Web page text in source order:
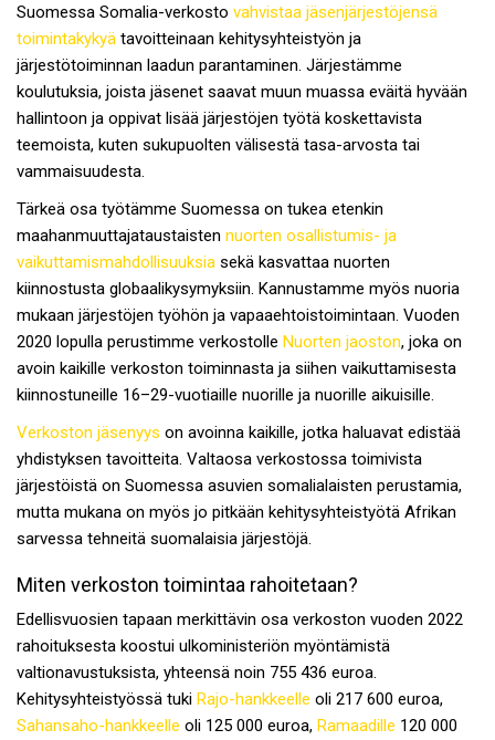
Suomessa Somalia-verkosto vahvistaa jäsenjärjestöjensä
toimintakykyä tavoitteinaan kehitysyhteistyön ja
järjestötoiminnan laadun parantaminen. Järjestämme
koulutuksia, joista jäsenet saavat muun muassa eväitä hyvään
hallintoon ja oppivat lisää järjestöjen työtä koskettavista
teemoista, kuten sukupuolten välisestä tasa-arvosta tai
vammaisuudesta.
Tärkeä osa työtämme Suomessa on tukea etenkin
maahanmuuttajataustaisten nuorten osallistumis- ja
vaikuttamismahdollisuuksia sekä kasvattaa nuorten
kiinnostusta globaalikysymyksiin. Kannustamme myös nuoria
mukaan järjestöjen työhön ja vapaaehtoistoimintaan. Vuoden
2020 lopulla perustimme verkostolle Nuorten jaoston, joka on
avoin kaikille verkoston toiminnasta ja siihen vaikuttamisesta
kiinnostuneille 16–29-vuotiaille nuorille ja nuorille aikuisille.
Verkoston jäsenyys on avoinna kaikille, jotka haluavat edistää
yhdistyksen tavoitteita. Valtaosa verkostossa toimivista
järjestöistä on Suomessa asuvien somalialaisten perustamia,
mutta mukana on myös jo pitkään kehitysyhteistyötä Afrikan
sarvessa tehneitä suomalaisia järjestöjä.
Miten verkoston toimintaa rahoitetaan?
Edellisvuosien tapaan merkittävin osa verkoston vuoden 2022
rahoituksesta koostui ulkoministeriön myöntämistä
valtionavustuksista, yhteensä noin 755 436 euroa.
Kehitysyhteistyössä tuki Rajo-hankkeelle oli 217 600 euroa,
Sahansaho-hankkeelle oli 125 000 euroa, Ramaadille 120 000